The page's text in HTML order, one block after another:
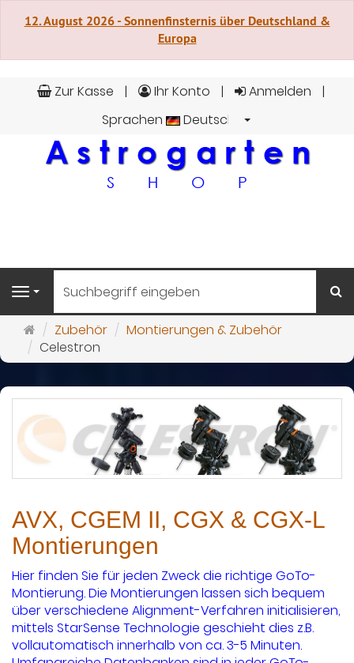
12. August 2026 - Sonnenfinsternis über Deutschland &
Europa
Zur Kasse Ihr Konto
Anmelden
Sprachen
Deutsch
Navigation
Startseite
Zubehör
Montierungen & Zubehör
Celestron
AVX, CGEM II, CGX & CGX-L
Montierungen
Hier finden Sie für jeden Zweck die richtige GoTo-
Montierung. Die Montierungen lassen sich bequem
über verschiedene Alignment-Verfahren initialisieren,
mittels StarSense Technologie geschieht dies z.B.
vollautomatisch innerhalb von ca. 3-5 Minuten.